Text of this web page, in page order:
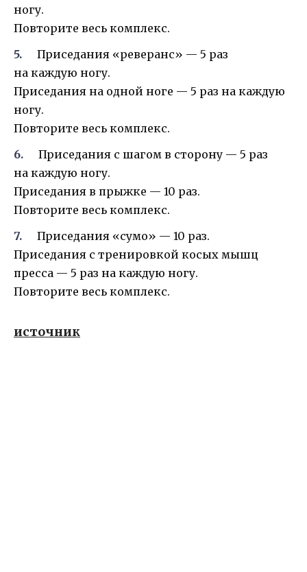
ногу.
Повторите весь комплекс.
Приседания «реверанс» — 5 раз
на каждую ногу.
Приседания на одной ноге — 5 раз на каждую
ногу.
Повторите весь комплекс.
Приседания с шагом в сторону — 5 раз
на каждую ногу.
Приседания в прыжке — 10 раз.
Повторите весь комплекс.
Приседания «сумо» — 10 раз.
Приседания с тренировкой косых мышц
пресса — 5 раз на каждую ногу.
Повторите весь комплекс.
источник